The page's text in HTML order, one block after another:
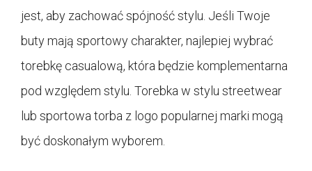
jest, aby zachować spójność stylu. Jeśli Twoje
buty mają sportowy charakter, najlepiej wybrać
torebkę casualową, która będzie komplementarna
pod względem stylu. Torebka w stylu streetwear
lub sportowa torba z logo popularnej marki mogą
być doskonałym wyborem.